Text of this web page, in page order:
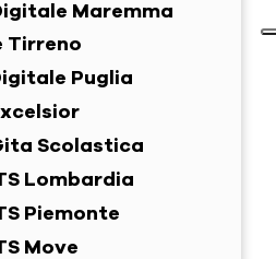
Maremma
Tirreno
Puglia
Scolastica
Lombardia
Piemonte
Move